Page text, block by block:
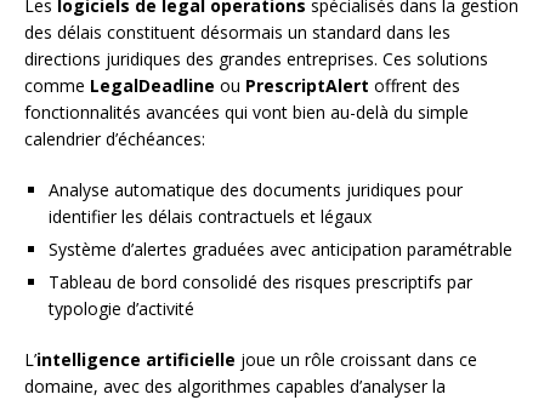
Les logiciels de legal operations spécialisés dans la gestion
des délais constituent désormais un standard dans les
directions juridiques des grandes entreprises. Ces solutions
comme LegalDeadline ou PrescriptAlert offrent des
fonctionnalités avancées qui vont bien au-delà du simple
calendrier d’échéances:
Analyse automatique des documents juridiques pour
identifier les délais contractuels et légaux
Système d’alertes graduées avec anticipation paramétrable
Tableau de bord consolidé des risques prescriptifs par
typologie d’activité
L’intelligence artificielle joue un rôle croissant dans ce
domaine, avec des algorithmes capables d’analyser la